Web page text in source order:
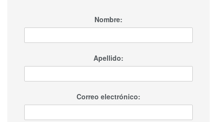
Nombre:
Apellido:
Correo electrónico: